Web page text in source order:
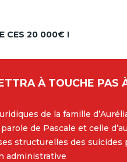
CES 20 000€ !
À TOUCHE PAS
de la famille
de Pascale et celle
structurelles des suicides
administrative